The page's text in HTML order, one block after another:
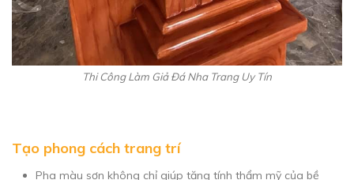
Thi Công Làm Giả Đá Nha Trang Uy Tín
Tạo phong cách trang trí
Pha màu sơn không chỉ giúp tăng tính thẩm mỹ của bề